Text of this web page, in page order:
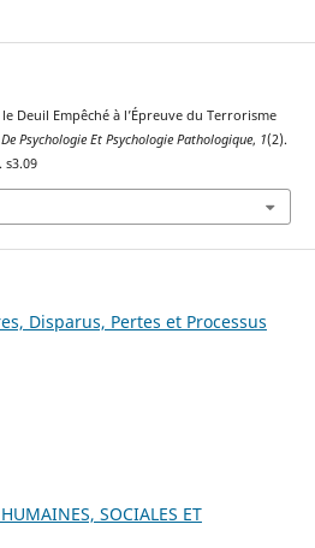
Deuil Empêché à l’Épreuve du Terrorisme
Psychologie Et Psychologie Pathologique, 1(2).
Disparus, Pertes et Processus
SOCIALES ET